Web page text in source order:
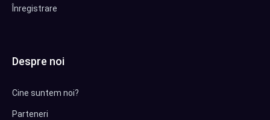
Înregistrare
Despre noi
Cine suntem noi?
Parteneri